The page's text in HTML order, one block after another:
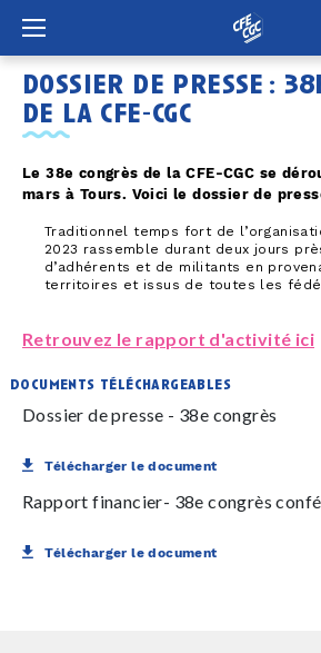
dossier de presse :
de la cfe-cgc
Le 38e congrès de la CFE-CGC se
mars à Tours. Voici le dossier de
Traditionnel temps fort de
2023 rassemble durant deux jours
d’adhérents et de militants en
territoires et issus de toutes les
Retrouvez le rapport d'activité ici
documents téléchargeables
Dossier de presse - 38e congrès
Télécharger le document
Rapport financier- 38e congrès
Télécharger le document
Panneau de gestion des cookies